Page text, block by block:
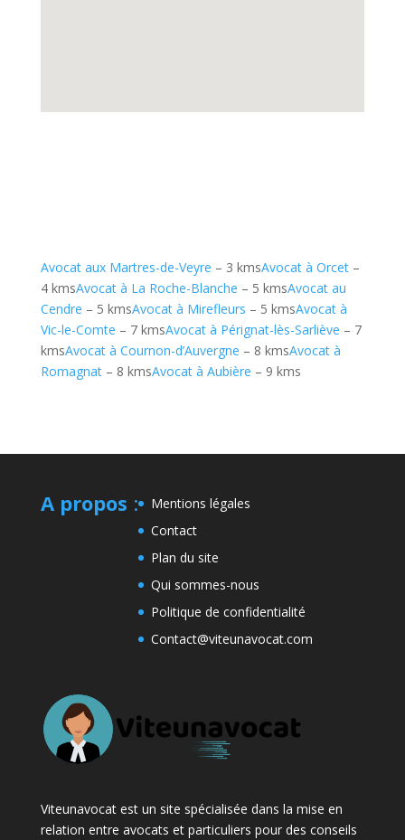
Avocat aux Martres-de-Veyre – 3 kmsAvocat à Orcet–
4 kmsAvocat à La Roche-Blanche – 5 kmsAvocat au
Cendre – 5 kmsAvocat à Mirefleurs – 5 kmsAvocat à
Vic-le-Comte – 7 kmsAvocat à Pérignat-lès-Sarliève – 7
kmsAvocat à Cournon-d’Auvergne – 8 kmsAvocat à
Romagnat– 8 kmsAvocat à Aubière – 9 kms
A propos :
Mentions légales
Contact
Plan du site
Qui sommes-nous
Politique de confidentialité
Contact@viteunavocat.com
Viteunavocat est un site spécialisée dans la mise en
relation entre avocats et particuliers pour des conseils